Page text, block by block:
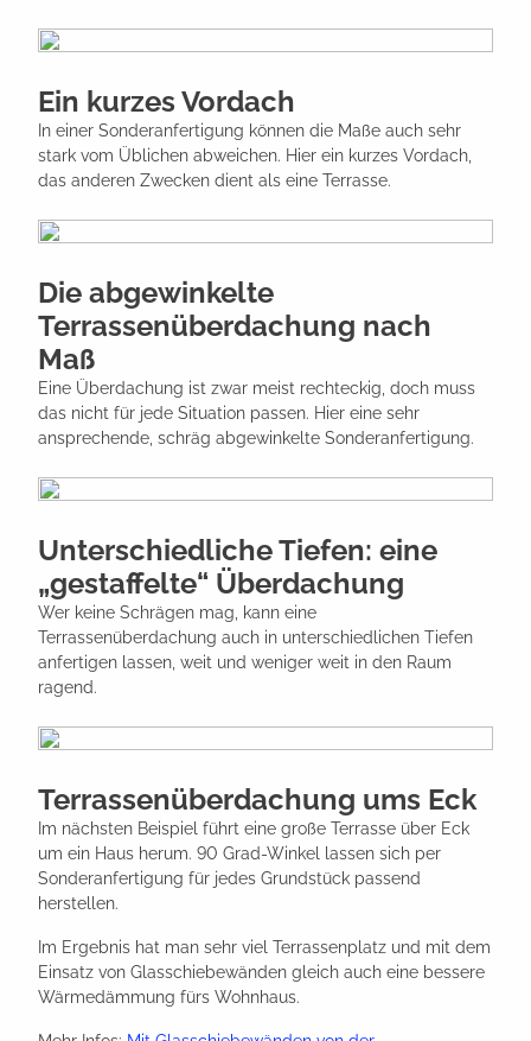
Ein kurzes Vordach
In einer Sonderanfertigung können die Maße auch sehr
stark vom Üblichen abweichen. Hier ein kurzes Vordach,
das anderen Zwecken dient als eine Terrasse.
Die abgewinkelte
Terrassenüberdachung nach
Maß
Eine Überdachung ist zwar meist rechteckig, doch muss
das nicht für jede Situation passen. Hier eine sehr
ansprechende, schräg abgewinkelte Sonderanfertigung.
Unterschiedliche Tiefen: eine
„gestaffelte“ Überdachung
Wer keine Schrägen mag, kann eine
Terrassenüberdachung auch in unterschiedlichen Tiefen
anfertigen lassen, weit und weniger weit in den Raum
ragend.
Terrassenüberdachung ums Eck
Im nächsten Beispiel führt eine große Terrasse über Eck
um ein Haus herum. 90 Grad-Winkel lassen sich per
Sonderanfertigung für jedes Grundstück passend
herstellen.
Im Ergebnis hat man sehr viel Terrassenplatz und mit dem
Einsatz von Glasschiebewänden gleich auch eine bessere
Wärmedämmung fürs Wohnhaus.